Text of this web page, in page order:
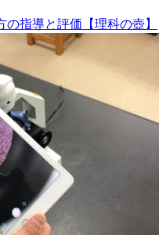
指導と評価【理科の壺】